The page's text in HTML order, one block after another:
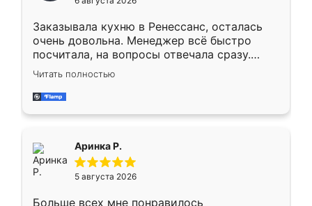
мебели буду заказывать только здесь.
Заказывала кухню в Ренессанс, осталась
очень довольна. Менеджер всё быстро
посчитала, на вопросы отвечала сразу.
Замерщик приехал в субботу, подошёл к
делу со всей ответственностью. Собрали
за день, ребята работали аккуратно, даже
Читать полностью
Аринка Р.
5 августа 2026
Больше всех мне понравилось